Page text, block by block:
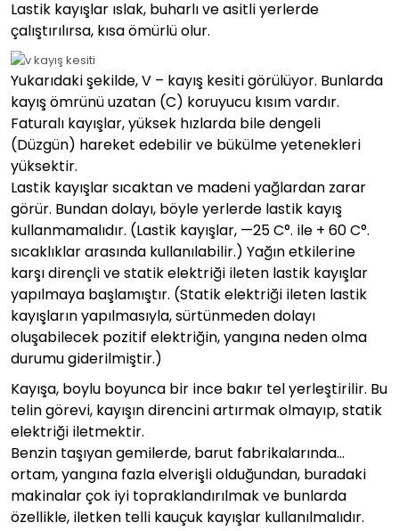
Lastik kayışlar ıslak, buharlı ve asitli yerlerde
çalıştırılırsa, kısa ömürlü olur.
Yukarıdaki şekilde, V – kayış kesiti görülüyor. Bunlarda
kayış ömrünü uzatan (C) koruyucu kısım vardır.
Faturalı kayışlar, yüksek hızlarda bile dengeli
(Düzgün) hareket edebilir ve bükülme yetenekleri
yüksektir.
Lastik kayışlar sıcaktan ve madeni yağlardan zarar
görür. Bundan dolayı, böyle yerlerde lastik kayış
kullanmamalıdır. (Lastik kayışlar, —25 C°. ile + 60 C°.
sıcaklıklar arasında kullanılabilir.) Yağın etkilerine
karşı dirençli ve statik elektriği ileten lastik kayışlar
yapılmaya başlamıştır. (Statik elektriği ileten lastik
kayışların yapılmasıyla, sürtünmeden dolayı
oluşabilecek pozitif elektriğin, yangına neden olma
durumu giderilmiştir.)
Kayışa, boylu boyunca bir ince bakır tel yerleştirilir. Bu
telin görevi, kayışın direncini artırmak olmayıp, statik
elektriği iletmektir.
Benzin taşıyan gemilerde, barut fabrikalarında…
ortam, yangına fazla elverişli olduğundan, buradaki
makinalar çok iyi topraklandırılmak ve bunlarda
özellikle, iletken telli kauçuk kayışlar kullanılmalıdır.